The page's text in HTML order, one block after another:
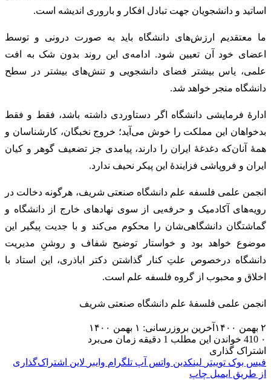
اساتید و دانشجویان جهت تبادل افکار و باروری اندیشه است.
ما معتقدیم ارزش‌های دانشگاه باید به صورت درونی و توسط
اعضای خود آن تعیین شود. ادامه‌ی این روند بدون شک به افت
علمی، یاس بیشتر فضای دانشجویی و تنش‌های بیشتر در سطح
دانشگاه منجر خواهد شد.
ادارهٔ فرمایشی دانشگاه اگر دستاوردی داشته باشد، فقط و فقط
بدخواهان این مملکت را خوش می‌آید‌؛ خروج نخبگان، کارشناسان و
همهٔ آنان‌که دغدغهٔ ایران را دارند، پیامدی جز تضعیف گوهر و کیان
ایران و فروپاشی فزایندهٔ این پیکر نحیف ندارد.
انجمن علمی فلسفه علم دانشگاه صنعتی شریف، هرگونه دخالت در
رویه‌های آکادمیک و حرفه‌یی از سوی نهادهای خارج از دانشگاه و
گماشتگان دانشگاهی‌شان را محکوم می‌کند و با جدیت پیگیر این
موضوع خواهد بود و خواستار توضیح شفاف و روشنِ مدیریت
دانشگاه درخصوص علتِ کنار گذاشتن دکتر اباذری، این استاد با
اخلاق و محبوب از گروه فلسفه علم است.
انجمن علمی فلسفهٔ علم دانشگاه صنعتی شریف
۲ بهمن ۱۴۰۰
آخرین بروزرسانی: ۱ بهمن ۱۴۰۰
۰
خواندن این مطلب 1 دقیقه زمان می‌برد
اشتراک گذاری
فیس بوک توییتر لینکدین واتس آپ تلگرام وایبر لاین اشتراک‌گذاری
از طریق ایمیل چاپ